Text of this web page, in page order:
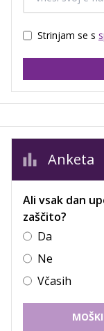
Strinjam se s
Anketa
Ali vsak dan
zaščito?
Da
Ne
Včasih
MOŠKI